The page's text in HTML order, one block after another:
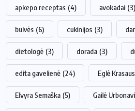
apkepo receptas (4) avokadai (3)
bulvės (6) cukinijos (3)
dietologė (3) dorada (3)
edita gavelienė (24) Eglė
Elvyra Semaška (5) Gailė